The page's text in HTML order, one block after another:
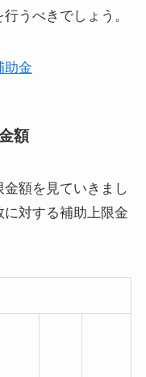
うべきでしょう。
金
額
額を見ていきまし
に対する補助上限金